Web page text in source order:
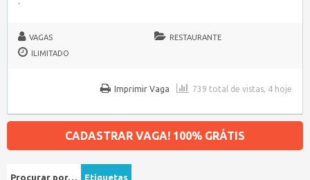
VAGAS
RESTAURANTE
ILIMITADO
739 total de vistas, 4 hoje
Imprimir Vaga
CADASTRAR VAGA! 100% GRÁTIS
Procurar por… Etiquetas